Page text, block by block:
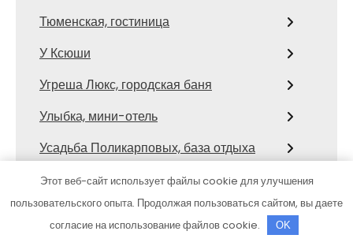
Тюменская, гостиница
У Ксюши
Угреша Люкс, городская баня
Улыбка, мини-отель
Усадьба Поликарповых, база отдыха
Усадьба Хлыновская, семейный
оздоровительный центр
Уфаэвакуатор
Этот веб-сайт использует файлы cookie для улучшения
пользовательского опыта. Продолжая пользоваться сайтом, вы даете
согласие на использование файлов cookie.
OK